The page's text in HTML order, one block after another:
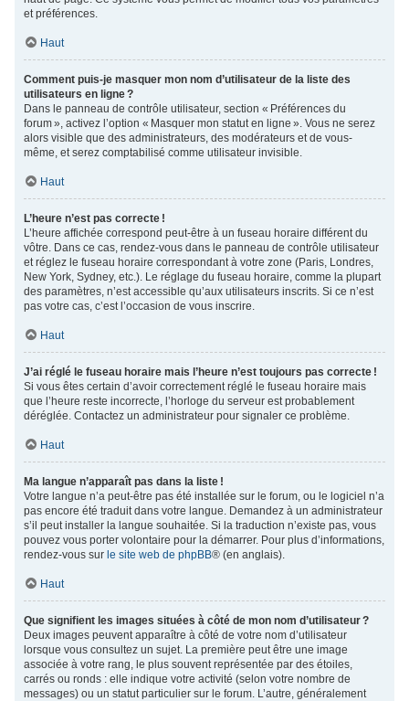
et préférences.
Haut
Comment puis-je masquer mon nom d’utilisateur de la liste des
utilisateurs en ligne ?
Dans le panneau de contrôle utilisateur, section « Préférences du
forum », activez l’option « Masquer mon statut en ligne ». Vous ne serez
alors visible que des administrateurs, des modérateurs et de vous-
même, et serez comptabilisé comme utilisateur invisible.
Haut
L’heure n’est pas correcte !
L’heure affichée correspond peut-être à un fuseau horaire différent du
vôtre. Dans ce cas, rendez-vous dans le panneau de contrôle utilisateur
et réglez le fuseau horaire correspondant à votre zone (Paris, Londres,
New York, Sydney, etc.). Le réglage du fuseau horaire, comme la plupart
des paramètres, n’est accessible qu’aux utilisateurs inscrits. Si ce n’est
pas votre cas, c’est l’occasion de vous inscrire.
Haut
J’ai réglé le fuseau horaire mais l’heure n’est toujours pas correcte !
Si vous êtes certain d’avoir correctement réglé le fuseau horaire mais
que l’heure reste incorrecte, l’horloge du serveur est probablement
déréglée. Contactez un administrateur pour signaler ce problème.
Haut
Ma langue n’apparaît pas dans la liste !
Votre langue n’a peut-être pas été installée sur le forum, ou le logiciel n’a
pas encore été traduit dans votre langue. Demandez à un administrateur
s’il peut installer la langue souhaitée. Si la traduction n’existe pas, vous
pouvez vous porter volontaire pour la démarrer. Pour plus d’informations,
rendez-vous sur le site web de phpBB® (en anglais).
Haut
Que signifient les images situées à côté de mon nom d’utilisateur ?
Deux images peuvent apparaître à côté de votre nom d’utilisateur
lorsque vous consultez un sujet. La première peut être une image
associée à votre rang, le plus souvent représentée par des étoiles,
carrés ou ronds : elle indique votre activité (selon votre nombre de
messages) ou un statut particulier sur le forum. L’autre, généralement